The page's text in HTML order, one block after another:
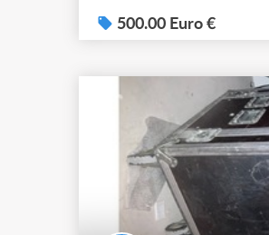
Vendre ou à Échanger
contre des GRADA
500.00 Euro €